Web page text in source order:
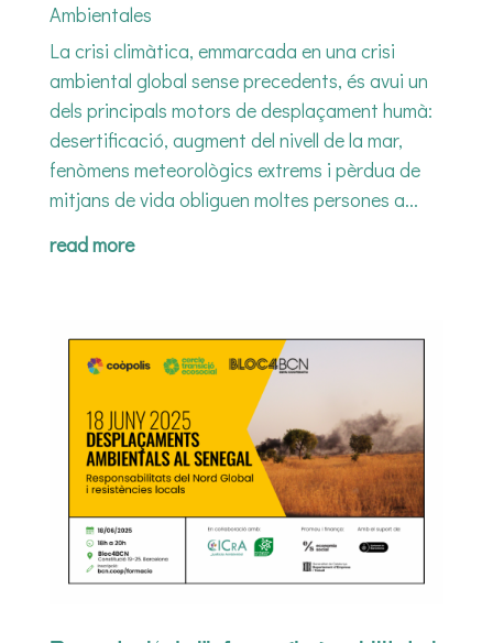
Ambientales
La crisi climàtica, emmarcada en una crisi
ambiental global sense precedents, és avui un
dels principals motors de desplaçament humà:
desertificació, augment del nivell de la mar,
fenòmens meteorològics extrems i pèrdua de
mitjans de vida obliguen moltes persones a...
read more